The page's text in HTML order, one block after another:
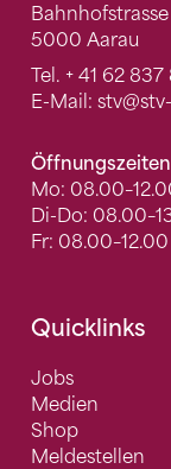
5000 Aarau
Tel. + 41 62
E-Mail: stv
Mo:
Di-Do:
Fr:
Quicklinks
Jobs
Medien
Shop
Meldestellen